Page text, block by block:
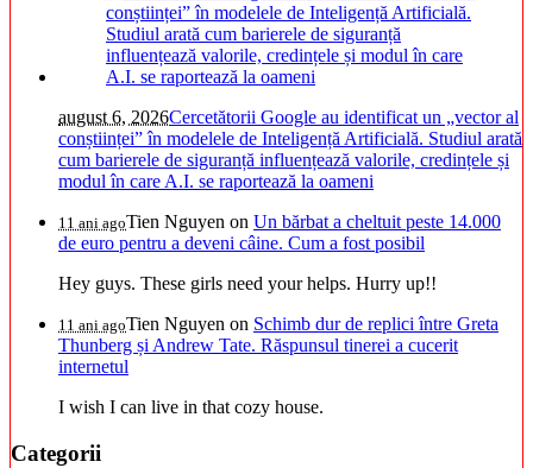
august 6, 2026Cercetătorii Google au identificat un „vector al
conștiinței” în modelele de Inteligență Artificială. Studiul arată
cum barierele de siguranță influențează valorile, credințele și
modul în care A.I. se raportează la oameni
11 ani agoTien Nguyen on Un bărbat a cheltuit peste 14.000
de euro pentru a deveni câine. Cum a fost posibil
Hey guys. These girls need your helps. Hurry up!!
11 ani agoTien Nguyen on Schimb dur de replici între Greta
Thunberg și Andrew Tate. Răspunsul tinerei a cucerit
internetul
I wish I can live in that cozy house.
Categorii